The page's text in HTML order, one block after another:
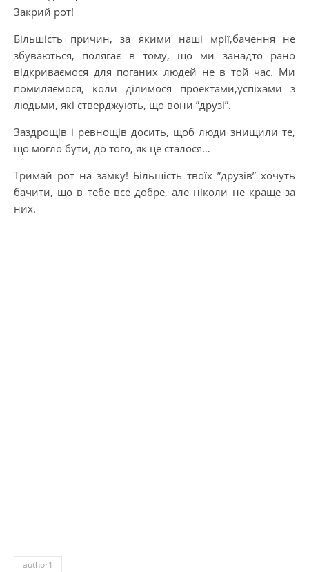
Закрий рот!
Більшість причин, за якими наші мрії,бачення не
збуваються, полягає в тому, що ми занадто рано
відкриваємося для поганих людей не в той час. Ми
помиляємося, коли ділимося проектами,успіхами з
людьми, які стверджують, що вони ”друзі”.
Заздрощів і ревнощів досить, щоб люди знищили те,
що могло бути, до того, як це сталося…
Тримай рот на замку! Більшість твоїх ”друзів” хочуть
бачити, що в тебе все добре, але ніколи не краще за
них.
author1